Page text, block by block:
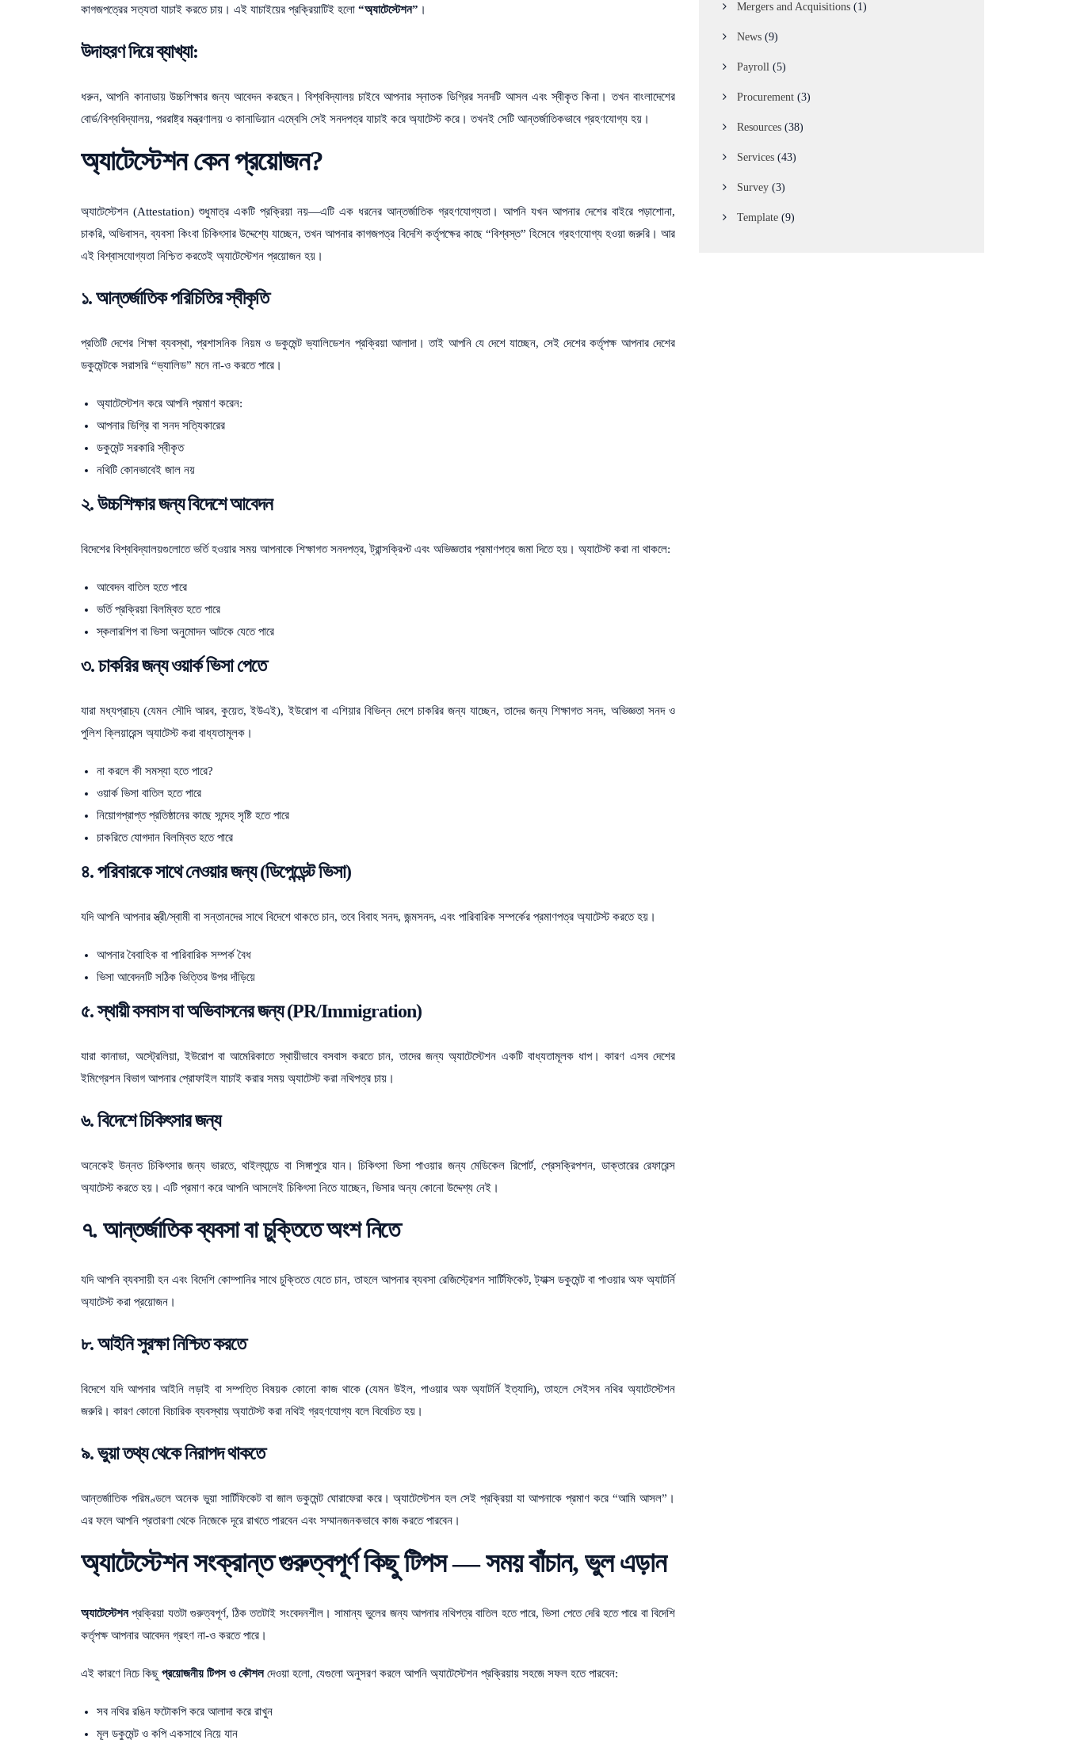
কাগজপত্রের সত্যতা যাচাই করতে চায়। এই যাচাইয়ের প্রক্রিয়াটিই হলো “অ্যাটেস্টেশন” ।
উদাহরণ দিয়ে ব্যাখ্যা:
ধরুন, আপনি কানাডায় উচ্চশিক্ষার জন্য আবেদন করছেন। বিশ্ববিদ্যালয় চাইবে আপনার স্নাতক ডিগ্রির সনদটি আসল এবং স্বীকৃত কিনা। তখন বাংলাদেশের
বোর্ড/বিশ্ববিদ্যালয়, পররাষ্ট্র মন্ত্রণালয় ও কানাডিয়ান এম্বেসি সেই সনদপত্র যাচাই করে অ্যাটেস্ট করে। তখনই সেটি আন্তর্জাতিকভাবে গ্রহণযোগ্য হয়।
অ্যাটেস্টেশন কেন প্রয়োজন?
অ্যাটেস্টেশন (Attestation) শুধুমাত্র একটি প্রক্রিয়া নয়—এটি এক ধরনের আন্তর্জাতিক গ্রহণযোগ্যতা। আপনি যখন আপনার দেশের বাইরে পড়াশোনা,
চাকরি, অভিবাসন, ব্যবসা কিংবা চিকিৎসার উদ্দেশ্যে যাচ্ছেন, তখন আপনার কাগজপত্র বিদেশি কর্তৃপক্ষের কাছে “বিশ্বস্ত” হিসেবে গ্রহণযোগ্য হওয়া জরুরি। আর
এই বিশ্বাসযোগ্যতা নিশ্চিত করতেই অ্যাটেস্টেশন প্রয়োজন হয়।
১. আন্তর্জাতিক পরিচিতির স্বীকৃতি
প্রতিটি দেশের শিক্ষা ব্যবস্থা, প্রশাসনিক নিয়ম ও ডকুমেন্ট ভ্যালিডেশন প্রক্রিয়া আলাদা। তাই আপনি যে দেশে যাচ্ছেন, সেই দেশের কর্তৃপক্ষ আপনার দেশের
ডকুমেন্টকে সরাসরি “ভ্যালিড” মনে না-ও করতে পারে।
অ্যাটেস্টেশন করে আপনি প্রমাণ করেন:
আপনার ডিগ্রি বা সনদ সত্যিকারের
ডকুমেন্ট সরকারি স্বীকৃত
নথিটি কোনভাবেই জাল নয়
২. উচ্চশিক্ষার জন্য বিদেশে আবেদন
বিদেশের বিশ্ববিদ্যালয়গুলোতে ভর্তি হওয়ার সময় আপনাকে শিক্ষাগত সনদপত্র, ট্রান্সক্রিপ্ট এবং অভিজ্ঞতার প্রমাণপত্র জমা দিতে হয়। অ্যাটেস্ট করা না থাকলে:
আবেদন বাতিল হতে পারে
ভর্তি প্রক্রিয়া বিলম্বিত হতে পারে
স্কলারশিপ বা ভিসা অনুমোদন আটকে যেতে পারে
৩. চাকরির জন্য ওয়ার্ক ভিসা পেতে
যারা মধ্যপ্রাচ্য (যেমন সৌদি আরব, কুয়েত, ইউএই), ইউরোপ বা এশিয়ার বিভিন্ন দেশে চাকরির জন্য যাচ্ছেন, তাদের জন্য শিক্ষাগত সনদ, অভিজ্ঞতা সনদ ও
পুলিশ ক্লিয়ারেন্স অ্যাটেস্ট করা বাধ্যতামূলক।
না করলে কী সমস্যা হতে পারে?
ওয়ার্ক ভিসা বাতিল হতে পারে
নিয়োগপ্রাপ্ত প্রতিষ্ঠানের কাছে সন্দেহ সৃষ্টি হতে পারে
চাকরিতে যোগদান বিলম্বিত হতে পারে
৪. পরিবারকে সাথে নেওয়ার জন্য (ডিপেন্ডেন্ট ভিসা)
যদি আপনি আপনার স্ত্রী/স্বামী বা সন্তানদের সাথে বিদেশে থাকতে চান, তবে বিবাহ সনদ, জন্মসনদ, এবং পারিবারিক সম্পর্কের প্রমাণপত্র অ্যাটেস্ট করতে হয়।
আপনার বৈবাহিক বা পারিবারিক সম্পর্ক বৈধ
ভিসা আবেদনটি সঠিক ভিত্তির উপর দাঁড়িয়ে
৫. স্থায়ী বসবাস বা অভিবাসনের জন্য (PR/Immigration)
যারা কানাডা, অস্ট্রেলিয়া, ইউরোপ বা আমেরিকাতে স্থায়ীভাবে বসবাস করতে চান, তাদের জন্য অ্যাটেস্টেশন একটি বাধ্যতামূলক ধাপ। কারণ এসব দেশের
ইমিগ্রেশন বিভাগ আপনার প্রোফাইল যাচাই করার সময় অ্যাটেস্ট করা নথিপত্র চায়।
৬. বিদেশে চিকিৎসার জন্য
অনেকেই উন্নত চিকিৎসার জন্য ভারতে, থাইল্যান্ডে বা সিঙ্গাপুরে যান। চিকিৎসা ভিসা পাওয়ার জন্য মেডিকেল রিপোর্ট, প্রেসক্রিপশন, ডাক্তারের রেফারেন্স
অ্যাটেস্ট করতে হয়। এটি প্রমাণ করে আপনি আসলেই চিকিৎসা নিতে যাচ্ছেন, ভিসার অন্য কোনো উদ্দেশ্য নেই।
৭. আন্তর্জাতিক ব্যবসা বা চুক্তিতে অংশ নিতে
যদি আপনি ব্যবসায়ী হন এবং বিদেশি কোম্পানির সাথে চুক্তিতে যেতে চান, তাহলে আপনার ব্যবসা রেজিস্ট্রেশন সার্টিফিকেট, ট্যাক্স ডকুমেন্ট বা পাওয়ার অফ অ্যাটর্নি
অ্যাটেস্ট করা প্রয়োজন।
৮. আইনি সুরক্ষা নিশ্চিত করতে
বিদেশে যদি আপনার আইনি লড়াই বা সম্পত্তি বিষয়ক কোনো কাজ থাকে (যেমন উইল, পাওয়ার অফ অ্যাটর্নি ইত্যাদি), তাহলে সেইসব নথির অ্যাটেস্টেশন
জরুরি। কারণ কোনো বিচারিক ব্যবস্থায় অ্যাটেস্ট করা নথিই গ্রহণযোগ্য বলে বিবেচিত হয়।
৯. ভুয়া তথ্য থেকে নিরাপদ থাকতে
আন্তর্জাতিক পরিমণ্ডলে অনেক ভুয়া সার্টিফিকেট বা জাল ডকুমেন্ট ঘোরাফেরা করে। অ্যাটেস্টেশন হল সেই প্রক্রিয়া যা আপনাকে প্রমাণ করে “আমি আসল”।
এর ফলে আপনি প্রতারণা থেকে নিজেকে দূরে রাখতে পারবেন এবং সম্মানজনকভাবে কাজ করতে পারবেন।
অ্যাটেস্টেশন সংক্রান্ত গুরুত্বপূর্ণ কিছু টিপস — সময় বাঁচান, ভুল এড়ান
অ্যাটেস্টেশনপ্রক্রিয়া যতটা গুরুত্বপূর্ণ, ঠিক ততটাই সংবেদনশীল। সামান্য ভুলের জন্য আপনার নথিপত্র বাতিল হতে পারে, ভিসা পেতে দেরি হতে পারে বা বিদেশি
কর্তৃপক্ষ আপনার আবেদন গ্রহণ না-ও করতে পারে।
এই কারণে নিচে কিছু প্রয়োজনীয় টিপস ও কৌশলদেওয়া হলো, যেগুলো অনুসরণ করলে আপনি অ্যাটেস্টেশন প্রক্রিয়ায় সহজে সফল হতে পারবেন:
সব নথির রঙিন ফটোকপি করে আলাদা করে রাখুন
মূল ডকুমেন্ট ও কপি একসাথে নিয়ে যান
Mergers and Acquisitions (1)
News (9)
Payroll (5)
Procurement (3)
Resources (38)
Services (43)
Survey (3)
Template (9)